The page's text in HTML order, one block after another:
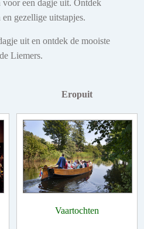
een dagje uit. Ontdek
gezellige uitstapjes.
uit en ontdek de mooiste
Liemers.
Eropuit
Vaartochten